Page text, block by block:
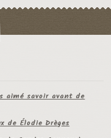
aimé savoir avant de
de Élodie Drèges